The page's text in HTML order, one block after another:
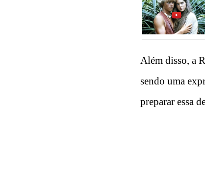
Além disso, a
sendo uma
preparar essa